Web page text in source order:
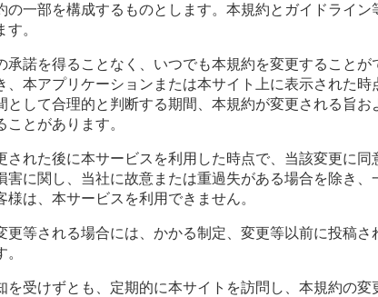
の一部を構成するものとします。本規約とガイドライ
。
承諾を得ることなく、いつでも本規約を変更すること
、本アプリケーションまたは本サイト上に表示された
として合理的と判断する期間、本規約が変更される旨
とがあります。
された後に本サービスを利用した時点で、当該変更に
害に関し、当社に故意または重過失がある場合を除き
は、本サービスを利用できません。
更等される場合には、かかる制定、変更等以前に投稿
を受けずとも、定期的に本サイトを訪問し、本規約の